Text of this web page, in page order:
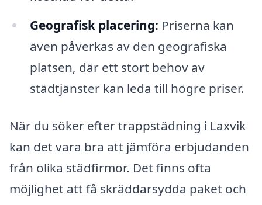
Geografisk placering: Priserna kan
även påverkas av den geografiska
platsen, där ett stort behov av
städtjänster kan leda till högre priser.
När du söker efter trappstädning i Laxvik
kan det vara bra att jämföra erbjudanden
från olika städfirmor. Det finns ofta
möjlighet att få skräddarsydda paket och